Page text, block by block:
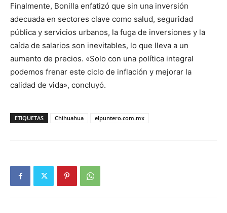
Finalmente, Bonilla enfatizó que sin una inversión
adecuada en sectores clave como salud, seguridad
pública y servicios urbanos, la fuga de inversiones y la
caída de salarios son inevitables, lo que lleva a un
aumento de precios. «Solo con una política integral
podemos frenar este ciclo de inflación y mejorar la
calidad de vida», concluyó.
ETIQUETAS Chihuahua elpuntero.com.mx